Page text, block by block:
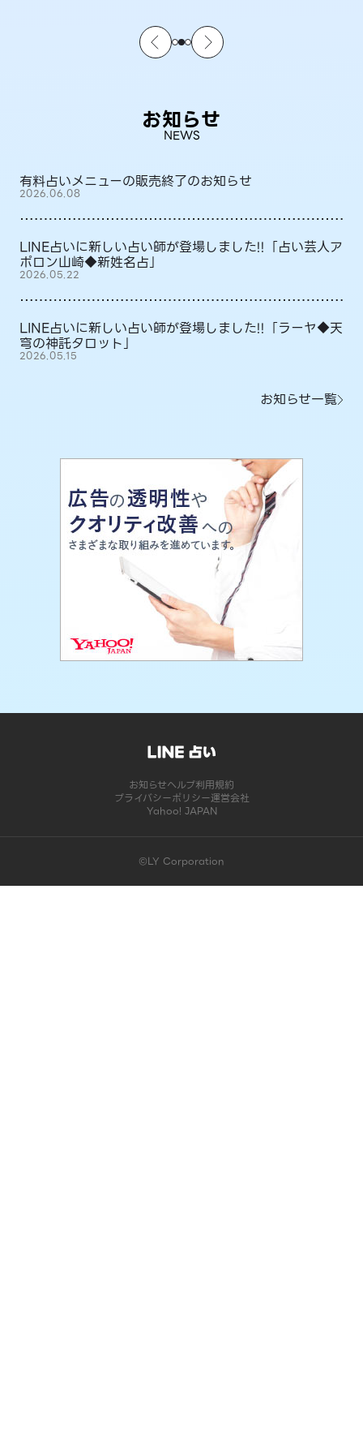
お知らせ
NEWS
有料占いメニューの販売終了のお知らせ
2026.06.08
LINE占いに新しい占い師が登場しました!!「占い芸人ア
ポロン山崎◆新姓名占」
2026.05.22
LINE占いに新しい占い師が登場しました!!「ラーヤ◆天
穹の神託タロット」
2026.05.15
お知らせ一覧
お知らせヘルプ利用規約
プライバシーポリシー運営会社
Yahoo! JAPAN
©LY Corporation
このコンテンツは掲載が終了しました | LINE占い